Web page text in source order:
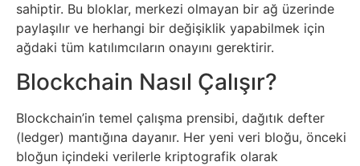
Genel
Gizem
Grafik
sahiptir. Bu bloklar, merkezi olmayan bir ağ üzerinde
paylaşılır ve herhangi bir değişiklik yapabilmek için
ağdaki tüm katılımcıların onayını gerektirir.
Blockchain Nasıl Çalışır?
Blockchain’in temel çalışma prensibi, dağıtık defter
(ledger) mantığına dayanır. Her yeni veri bloğu, önceki
bloğun içindeki verilerle kriptografik olarak